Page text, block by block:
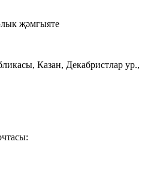
җәмгыяте
Казан, Декабристлар ур.,